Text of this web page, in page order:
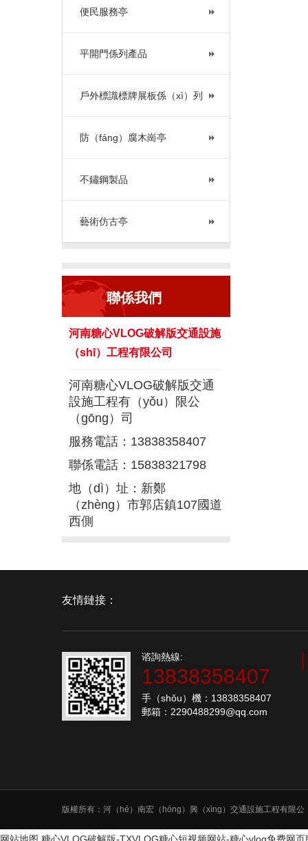
便民服務亭
平開門係列產品
戶外標識標牌展板係（xì）列
防（fáng）腐木崗亭
不鏽鋼製品
藝術仿古亭
聯係我們
河南糖心VLOG破解版交通設施
（shī）工程有限公司
河南糖心VLOG破解版交通
設施工程有（yǒu）限公
（gōng）司
服務電話：13838358407
聯係電話：15838321798
地（dì）址：新鄭
（zhèng）市郭店鎮107國道
西側
友情鏈接：
谘詢熱線:
13838358407
手（shǒu）機：13838358407
郵箱：2290488299@qq.com
版權所有：河（hé）南宏（hóng）興（xìng）交通設施工程有限